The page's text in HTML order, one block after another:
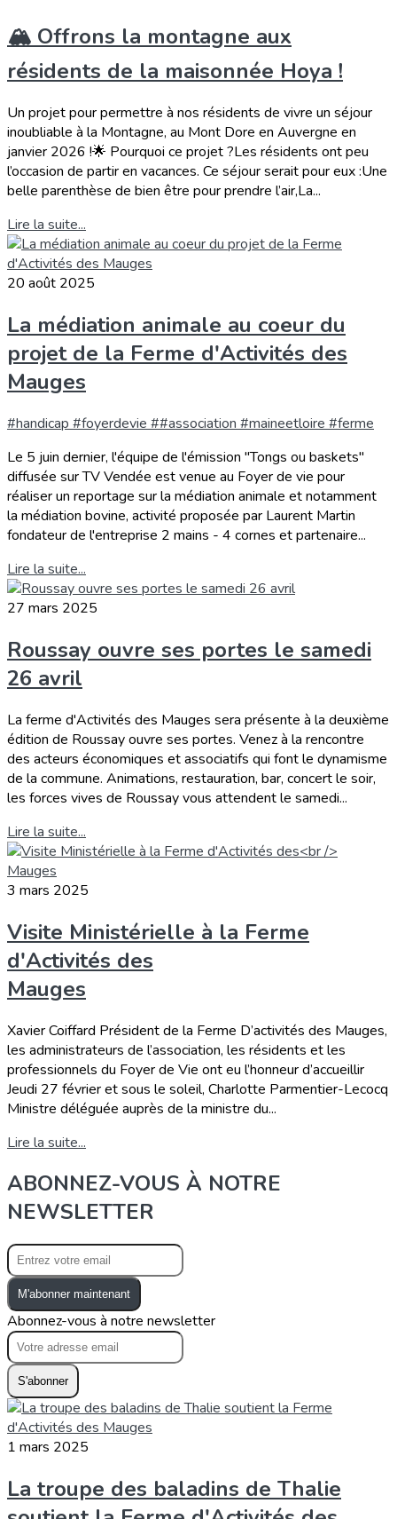
🏔️ Offrons la montagne aux
résidents de la maisonnée Hoya !
Un projet pour permettre à nos résidents de vivre un séjour
inoubliable à la Montagne, au Mont Dore en Auvergne en
janvier 2026 !🌟 Pourquoi ce projet ?Les résidents ont peu
l’occasion de partir en vacances. Ce séjour serait pour eux :Une
belle parenthèse de bien être pour prendre l’air,La...
Lire la suite...
20 août 2025
La médiation animale au coeur du
projet de la Ferme d'Activités des
Mauges
#handicap #foyerdevie ##association #maineetloire #ferme
Le 5 juin dernier, l'équipe de l'émission "Tongs ou baskets"
diffusée sur TV Vendée est venue au Foyer de vie pour
réaliser un reportage sur la médiation animale et notamment
la médiation bovine, activité proposée par Laurent Martin
fondateur de l'entreprise 2 mains - 4 cornes et partenaire...
Lire la suite...
27 mars 2025
Roussay ouvre ses portes le samedi
26 avril
La ferme d'Activités des Mauges sera présente à la deuxième
édition de Roussay ouvre ses portes. Venez à la rencontre
des acteurs économiques et associatifs qui font le dynamisme
de la commune. Animations, restauration, bar, concert le soir,
les forces vives de Roussay vous attendent le samedi...
Lire la suite...
3 mars 2025
Visite Ministérielle à la Ferme
d'Activités des
Mauges
Xavier Coiffard Président de la Ferme D’activités des Mauges,
les administrateurs de l’association, les résidents et les
professionnels du Foyer de Vie ont eu l’honneur d’accueillir
Jeudi 27 février et sous le soleil, Charlotte Parmentier-Lecocq
Ministre déléguée auprès de la ministre du...
Lire la suite...
ABONNEZ-VOUS À NOTRE
NEWSLETTER
M'abonner maintenant
Abonnez-vous à notre newsletter
S'abonner
1 mars 2025
La troupe des baladins de Thalie